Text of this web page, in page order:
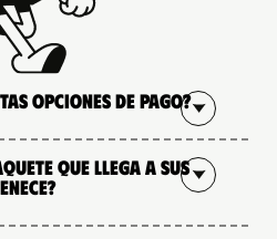
opciones de pago?
que llega a sus